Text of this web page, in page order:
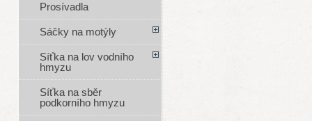
Prosívadla
Sáčky na motýly
Síťka na lov vodního
hmyzu
Síťka na sběr
podkorního hmyzu